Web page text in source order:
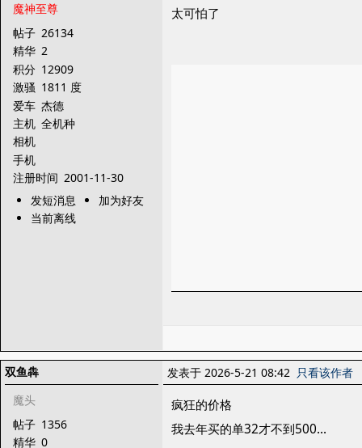
魔神至尊
帖子 26134
精华 2
积分 12909
激骚 1811 度
爱车 杰德
主机 全机种
相机
手机
注册时间 2001-11-30
发短消息
加为好友
当前离线
太可怕了
双鱼犇
魔头
帖子 1356
精华 0
发表于 2026-5-21 08:42 只看该作者
疯狂的价格
我去年买的单32才不到500...